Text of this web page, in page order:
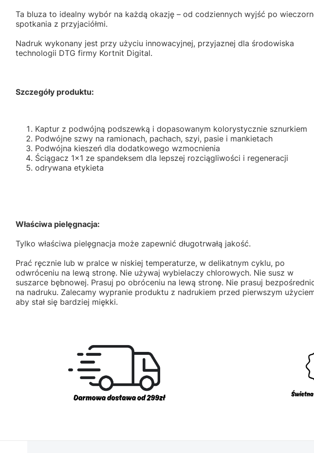
Ta bluza to idealny wybór na każdą okazję – od codziennych wyjść po
spotkania z przyjaciółmi.
Nadruk wykonany jest przy użyciu innowacyjnej, przyjaznej dla środowiska
technologii DTG firmy Kortnit Digital.
Szczegóły produktu:
Kaptur z podwójną podszewką i dopasowanym kolorystycznie sznurkiem
Podwójne szwy na ramionach, pachach, szyi, pasie i mankietach
Podwójna kieszeń dla dodatkowego wzmocnienia
Ściągacz 1x1 ze spandeksem dla lepszej rozciągliwości i regeneracji
odrywana etykieta
Właściwa pielęgnacja:
Tylko właściwa pielęgnacja może zapewnić długotrwałą jakość.
Prać ręcznie lub w pralce w niskiej temperaturze, w delikatnym cyklu, po
odwróceniu na lewą stronę. Nie używaj wybielaczy chlorowych. Nie susz w
suszarce bębnowej. Prasuj po obróceniu na lewą stronę. Nie prasuj
na nadruku. Zalecamy wypranie produktu z nadrukiem przed pierwszym
aby stał się bardziej miękki.